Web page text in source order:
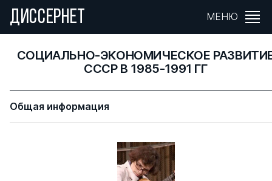
ДИССЕРНЕТ МЕНЮ
СОЦИАЛЬНО-ЭКОНОМИЧЕСКОЕ
СССР В 1985-1991 ГГ
Общая информация